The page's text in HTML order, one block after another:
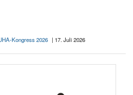
Kongress 2026 | 17. Juli 2026